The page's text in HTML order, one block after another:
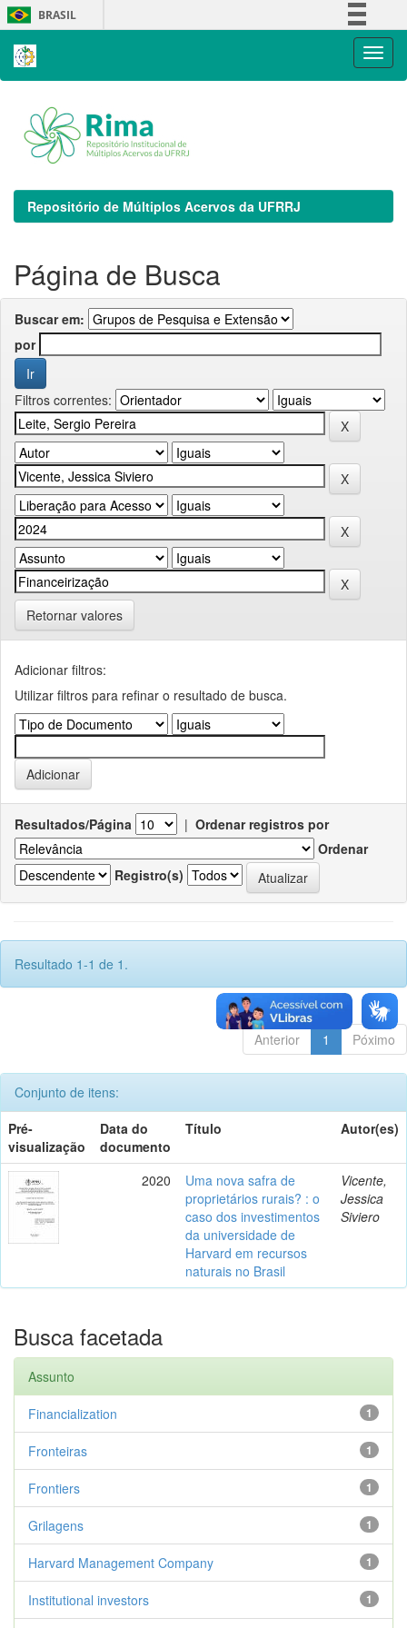
Skip
navigation
BRASIL
Repositório de Múltiplos Acervos da UFRRJ
Página de Busca
Buscar em:
por
Filtros correntes:
Retornar valores
Adicionar filtros:
Utilizar filtros para refinar o resultado de busca.
Resultados/Página | Ordenar registros por
Ordenar
Registro(s)
Resultado 1-1 de 1.
Anterior 1 Póximo
Conjunto de itens:
Pré-
visualização
Data do
documento
Título Autor(es)
2020
Uma nova safra de
proprietários rurais? : o
caso dos investimentos
da universidade de
Harvard em recursos
naturais no Brasil
Vicente,
Jessica
Siviero
Busca facetada
Assunto
1
Financialization
1
Fronteiras
1
Frontiers
1
Grilagens
1
Harvard Management Company
1
Institutional investors